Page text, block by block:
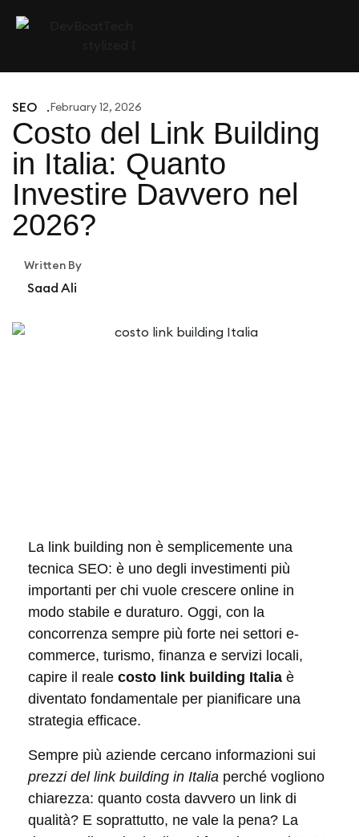
SEO February 12, 2026
Costo del Link Building
in Italia: Quanto
Investire Davvero nel
2026?
Written By
Saad Ali
La link building non è semplicemente una
tecnica SEO: è uno degli investimenti più
importanti per chi vuole crescere online in
modo stabile e duraturo. Oggi, con la
concorrenza sempre più forte nei settori e-
commerce, turismo, finanza e servizi locali,
capire il reale costo link building Italia è
diventato fondamentale per pianificare una
strategia efficace.
Sempre più aziende cercano informazioni sui
prezzi del link building in Italia perché vogliono
chiarezza: quanto costa davvero un link di
qualità? E soprattutto, ne vale la pena? La